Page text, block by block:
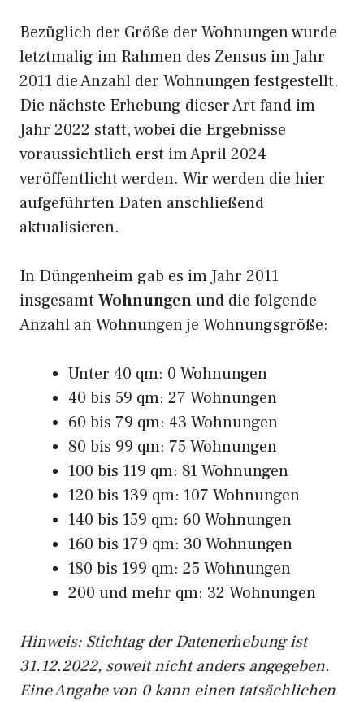
Bezüglich der Größe der Wohnungen wurde
letztmalig im Rahmen des Zensus im Jahr
2011 die Anzahl der Wohnungen festgestellt.
Die nächste Erhebung dieser Art fand im
Jahr 2022 statt, wobei die Ergebnisse
voraussichtlich erst im April 2024
veröffentlicht werden. Wir werden die hier
aufgeführten Daten anschließend
aktualisieren.
In Düngenheim gab es im Jahr 2011
insgesamt Wohnungenund die folgende
Anzahl an Wohnungen je Wohnungsgröße:
Unter 40 qm: 0 Wohnungen
40 bis 59 qm: 27 Wohnungen
60 bis 79 qm: 43 Wohnungen
80 bis 99 qm: 75 Wohnungen
100 bis 119 qm: 81 Wohnungen
120 bis 139 qm: 107 Wohnungen
140 bis 159 qm: 60 Wohnungen
160 bis 179 qm: 30 Wohnungen
180 bis 199 qm: 25 Wohnungen
200 und mehr qm: 32 Wohnungen
Hinweis: Stichtag der Datenerhebung ist
31.12.2022, soweit nicht anders angegeben.
Eine Angabe von 0 kann einen tatsächlichen